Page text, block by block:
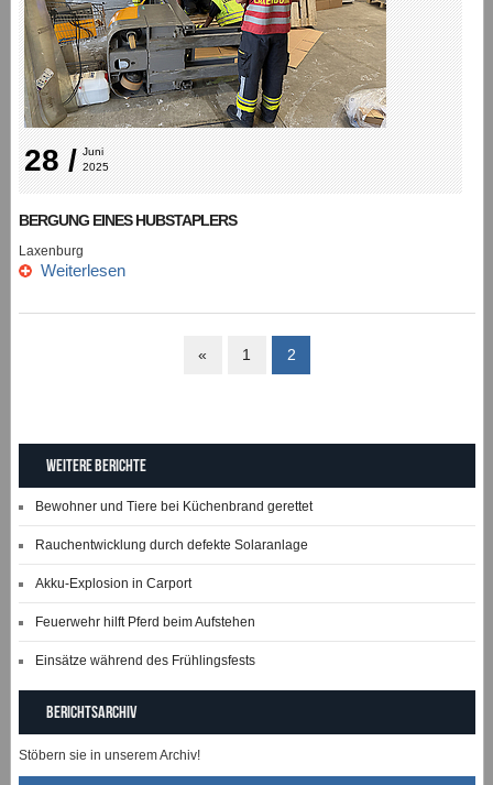
28 / Juni
2025
BERGUNG EINES HUBSTAPLERS
Laxenburg
Weiterlesen
« 1 2
Weitere Berichte
Bewohner und Tiere bei Küchenbrand gerettet
Rauchentwicklung durch defekte Solaranlage
Akku-Explosion in Carport
Feuerwehr hilft Pferd beim Aufstehen
Einsätze während des Frühlingsfests
Berichtsarchiv
Stöbern sie in unserem Archiv!